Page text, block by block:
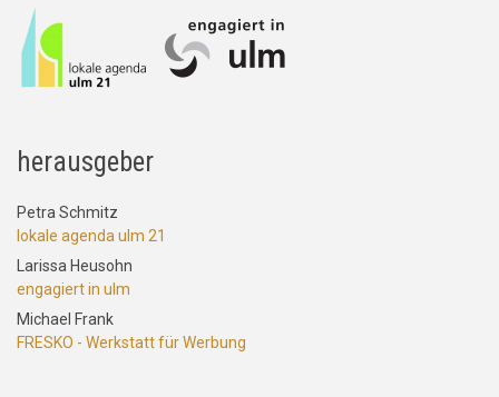
herausgeber
Petra Schmitz
lokale agenda ulm 21
Larissa Heusohn
engagiert in ulm
Michael Frank
FRESKO - Werkstatt für Werbung